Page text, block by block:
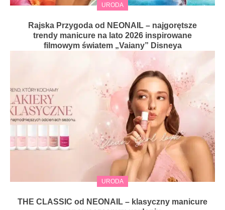
URODA
Rajska Przygoda od NEONAIL – najgorętsze
trendy manicure na lato 2026 inspirowane
filmowym światem „Vaiany” Disneya
URODA
THE CLASSIC od NEONAIL – klasyczny manicure